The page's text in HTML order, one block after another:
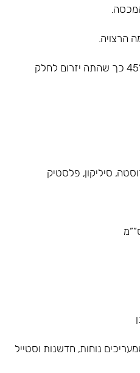
4️⃣ הטו את הבקבוק בזווית של 45° כך שהתה יזרום לחלק
סיליקון, פלסטיק
נוחות, חדשנות וסטייל